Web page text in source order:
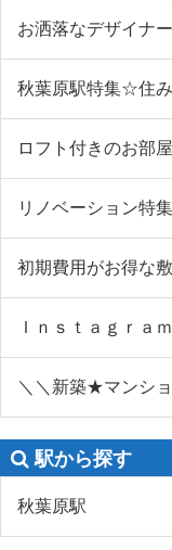
お洒落なデザイナ
秋葉原駅特集☆住
ロフト付きのお部
リノベーション特集
初期費用がお得な
Ｉｎｓｔａｇｒａ
＼＼新築★マンシ
駅から探す
秋葉原駅